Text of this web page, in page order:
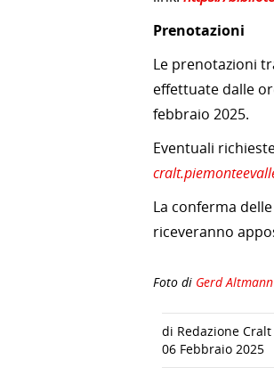
Prenotazioni
Le prenotazioni
effettuate dalle
febbraio 2025.
Eventuali
La conferma
riceveranno
Foto di Gerd Altmann
di Redazione
06 Febbraio 2025